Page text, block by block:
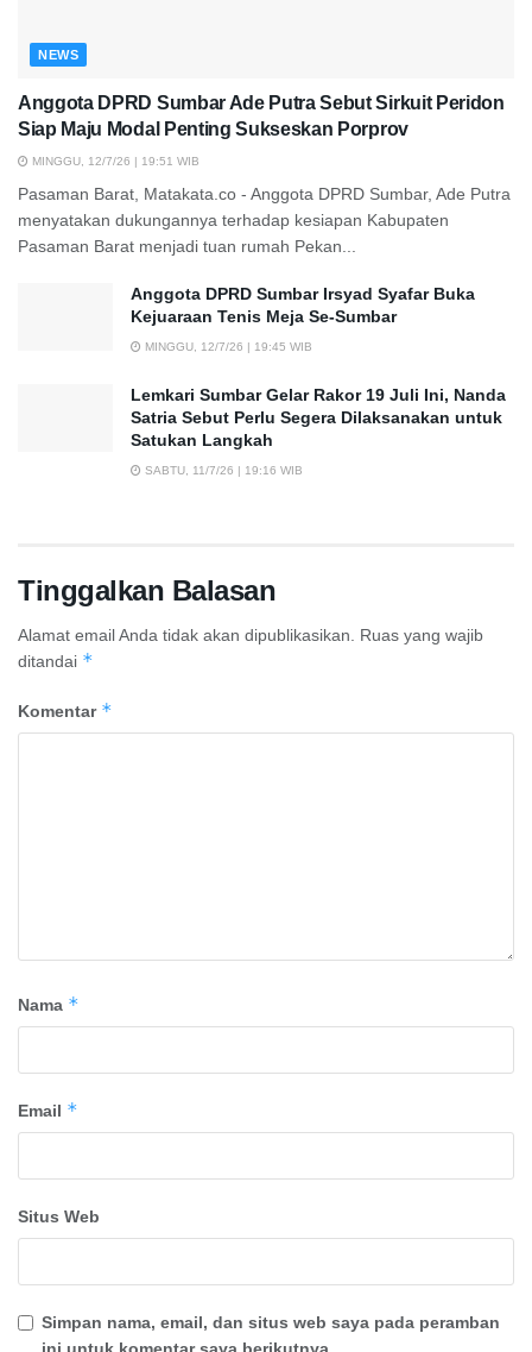
NEWS
Anggota DPRD Sumbar Ade Putra Sebut Sirkuit Peridon
Siap Maju Modal Penting Sukseskan Porprov
MINGGU, 12/7/26 | 19:51 WIB
Pasaman Barat, Matakata.co - Anggota DPRD Sumbar, Ade Putra
menyatakan dukungannya terhadap kesiapan Kabupaten
Pasaman Barat menjadi tuan rumah Pekan...
Anggota DPRD Sumbar Irsyad Syafar Buka
Kejuaraan Tenis Meja Se-Sumbar
MINGGU, 12/7/26 | 19:45 WIB
Lemkari Sumbar Gelar Rakor 19 Juli Ini, Nanda
Satria Sebut Perlu Segera Dilaksanakan untuk
Satukan Langkah
SABTU, 11/7/26 | 19:16 WIB
Tinggalkan Balasan
Alamat email Anda tidak akan dipublikasikan.
Ruas yang wajib
ditandai *
Komentar *
Nama *
Email *
Situs Web
Simpan nama, email, dan situs web saya pada peramban
ini untuk komentar saya berikutnya.